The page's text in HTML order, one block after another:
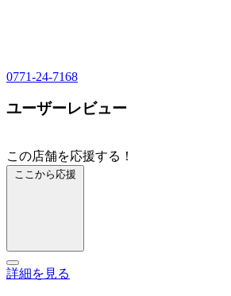
0771-24-7168
ユーザーレビュー
この店舗を応援する！
ここから応援
詳細を見る